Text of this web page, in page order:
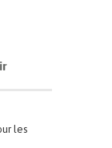
les